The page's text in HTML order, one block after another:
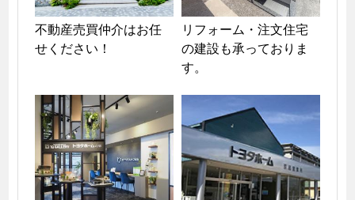
不動産売買仲介はお任
せください！
リフォーム・注文住宅
の建設も承っておりま
す。